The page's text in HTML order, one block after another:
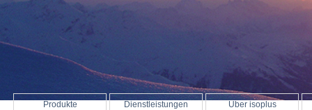
Produkte Dienstleistungen Über isoplus